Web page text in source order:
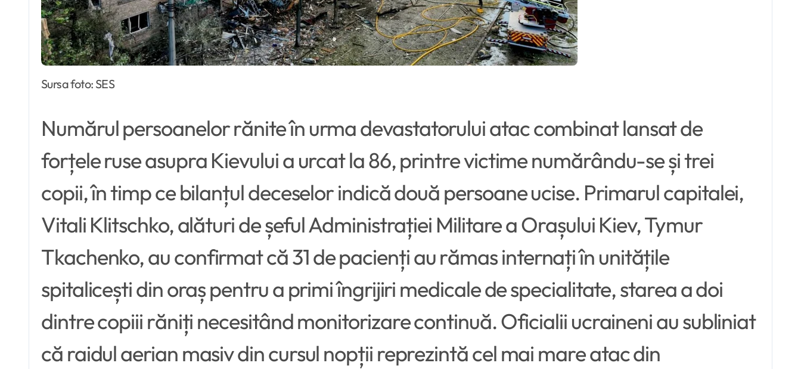
Sursa foto: SES
Numărul persoanelor rănite în urma devastatorului atac combinat lansat de
forțele ruse asupra Kievului a urcat la 86, printre victime numărându-se și trei
copii, în timp ce bilanțul deceselor indică două persoane ucise. Primarul capitalei,
Vitali Klitschko, alături de șeful Administrației Militare a Orașului Kiev, Tymur
Tkachenko, au confirmat că 31 de pacienți au rămas internați în unitățile
spitalicești din oraș pentru a primi îngrijiri medicale de specialitate, starea a doi
dintre copiii răniți necesitând monitorizare continuă. Oficialii ucraineni au subliniat
că raidul aerian masiv din cursul nopții reprezintă cel mai mare atac din